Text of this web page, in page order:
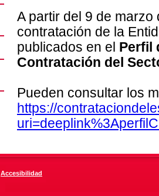
A partir del 9 de
contratación de la
publicados en el Perfil
Contratación del
Pueden consultar los
https://
Accesibilidad